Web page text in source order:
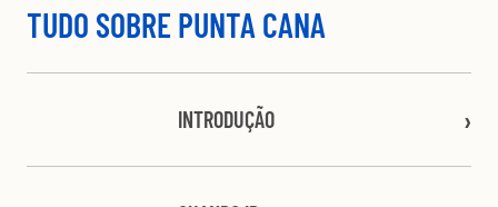
TUDO SOBRE PUNTA CANA
INTRODUÇÃO